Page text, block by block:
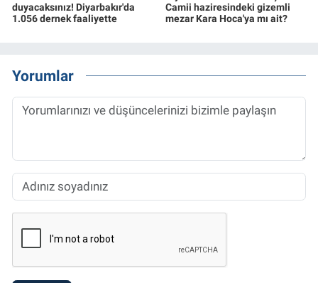
duyacaksınız! Diyarbakır'da
1.056 dernek faaliyette
Camii haziresindeki gizemli
mezar Kara Hoca'ya mı ait?
Yorumlar